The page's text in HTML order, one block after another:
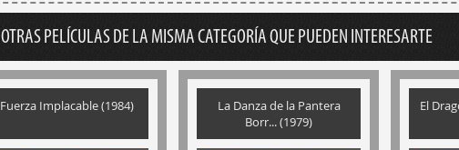
OTRAS PELÍCULAS DE LA MISMA CATEGORÍA QUE PUEDEN INTERESARTE
Fuerza Implacable (1984)
La Danza de la Pantera
Borr... (1979)
El